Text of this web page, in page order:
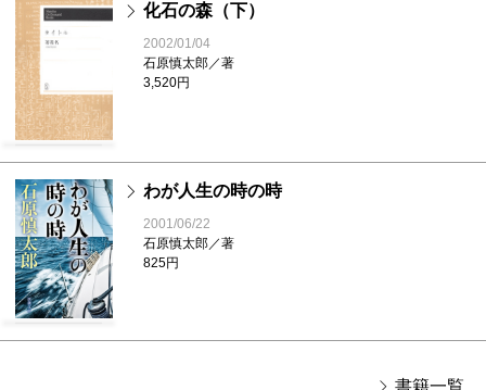
化石の森（下）
2002/01/04
石原慎太郎／著
3,520円
わが人生の時の時
2001/06/22
石原慎太郎／著
825円
書籍一覧